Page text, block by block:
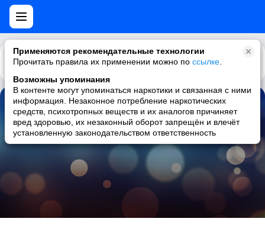
Применяются рекомендательные технологии
Прочитать правила их применении можно по ссылке
Возможны упоминания
В контенте могут упоминаться наркотики и связанная с ними
информация. Незаконное потребление наркотических
средств, психотропных веществ и их аналогов причиняет
вред здоровью, их незаконный оборот запрещён и влечёт
установленную законодательством ответственность
Каталог Рекомендации
Addicted To Your Fire
Dave Fields